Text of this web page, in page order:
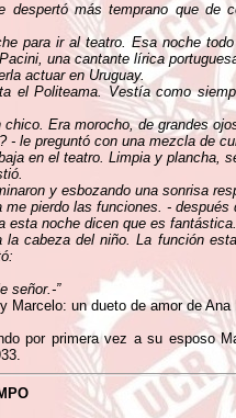
despertó más temprano que de
para ir al teatro. Esa noche
una cantante lírica
actuar en Uruguay.
el Politeama. Vestía como
Era morocho, de grandes
- le preguntó con una mezcla de
en el teatro. Limpia y plancha,
y esbozando una sonrisa
pierdo las funciones. - después
esta noche dicen que es
la cabeza del niño. La función
señor.-”
Marcelo: un dueto de amor de
por primera vez a su esposo